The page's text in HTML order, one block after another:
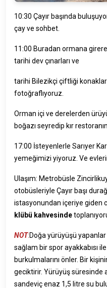
10:30 Çayır başında
çay ve sohbet.
11:00 Buradan ormana
tarihi dev çınarları ve
tarihi Bilezikçi çiftliği
fotoğraflıyoruz.
Orman içi ve derelerden
boğazı seyredip kır
17:00 İsteyenlerle Sarıyer
yemeğimizi yiyoruz. Ve
Ulaşım: Metrobüsle
otobüsleriyle Çayır başı
istasyonundan içeriye giden
klübü kahvesinde
NOT:Doğa yürüyüşü
sağlam bir spor ayakkabısı
burkulmalarını önler. Bir
geciktirir. Yürüyüş süresinde
sandeviç enaz 1,5 litre su